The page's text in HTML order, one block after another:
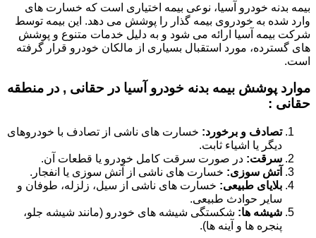
بیمه بدنه خودرو آسیا، نوعی بیمه اختیاری است که خسارت های
وارد شده به خودروی بیمه گذار را پوشش می دهد. این بیمه توسط
شرکت بیمه آسیا ارائه می شود و به دلیل خدمات متنوع و پوشش
های گسترده، مورد استقبال بسیاری از مالکان خودرو قرار گرفته
است.
موارد پوشش بیمه بدنه خودرو آسیا در حقانی , در منطقه
حقانی :
تصادف و برخورد: خسارت های ناشی از تصادف با خودروهای
دیگر یا اشیاء ثابت.
سرقت: در صورت سرقت کامل خودرو یا قطعات آن.
آتش سوزی: خسارت های ناشی از آتش سوزی یا انفجار.
بلایای طبیعی: خسارت های ناشی از سیل، زلزله، طوفان و
سایر حوادث طبیعی.
شیشه ها: شکستگی شیشه های خودرو (مانند شیشه جلو،
پنجره ها و آینه ها).